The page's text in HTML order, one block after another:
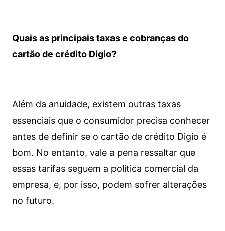
Quais as principais taxas e cobranças do
cartão de crédito Digio?
Além da anuidade, existem outras taxas
essenciais que o consumidor precisa conhecer
antes de definir se o cartão de crédito Digio é
bom. No entanto, vale a pena ressaltar que
essas tarifas seguem a política comercial da
empresa, e, por isso, podem sofrer alterações
no futuro.